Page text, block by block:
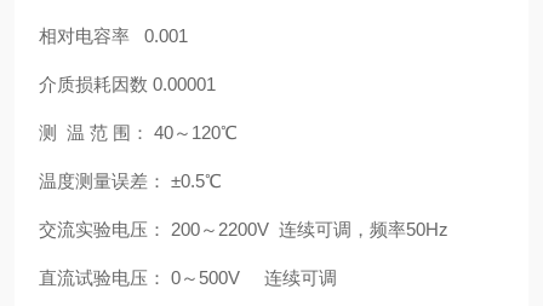
相对电容率 0.001
介质损耗因数 0.00001
测 温 范 围： 40～120℃
温度测量误差： ±0.5℃
交流实验电压： 200～2200V 连续可调，频率50Hz
直流试验电压： 0～500V 连续可调